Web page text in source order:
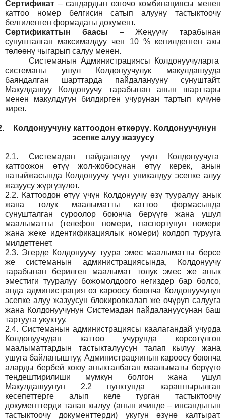
Сертификат – сандардын өзгөчө комбинациясы менен
каттоо номер белгисин сатып алууну тастыктоочу
белгиленген формадагы документ.
Сертификаттын баасы – Жеңүүчү тарабынан
сунушталган максималдуу чен 10 % кепилденген акы
төлөөнү чыгарып салуу менен.
СистеманынАдминистрациясы Колдонуучуларга
системаны ушул Колдонуучулук макулдашууда
баяндалган шарттарда пайдаланууну сунуштайт.
Макулдашуу Колдонуучу тарабынан анын шарттары
менен макулдугун билдирген учурунан тартып күчүнө
кирет.
Колдонуучуну каттоодон өткөрүү. Колдонуучунун
эсепке алуу жазуусу
2.1.
Системадан пайдалануу үчүн Колдонуучуга
каттоожон өтүү жол-жобосунан өтүү керек, анын
натыйжасында Колдонуучу үчүн уникалдуу эсепке алуу
жазуусу жүргүзүлөт.
2.2. Каттоодон өтүү үчүн Колдонуучу өзү тууралуу анык
жана толук маалыматты каттоо формасында
сунушталган суроолор боюнча берүүгө жана ушул
маалыматты (телефон номери, паспортунун номери
жана жеке идентификациялык номери) колдоп турууга
милдеттенет.
2.3. Эгерде Колдонуучу туура эмес маалыматты берсе
же системанын администрациясында, Колдонуучу
тарабынан берилген маалымат толук эмес же анык
эместиги тууралуу божомолдоого негиздер бар болсо,
анда администрация өз кароосу боюнча Колдонуучунун
эсепке алуу жазуусун блокировкалап же өчүрүп салууга
жана Колдонуучунун Системадан пайдалануусунан баш
тартууга укуктуу.
2.4. Системанын администрациясы каалагандай учурда
Колдонуучудан каттоо учурунда көрсөтүлгөн
маалыматтардын тастыкталуусун талап кылуу жана
ушуга байланыштуу, Администрацяинын кароосу боюнча
аларды бербей коюу аныкталбаган маалыматы берүүгө
теңдештирилиши мүмкүн болгон жана ушул
Макулдашуунун 2.2 пунктунда караштырылган
кесепеттерге алып келе турган тастыктоочу
документтерди талап кылуу (анын ичинде – инсандыгын
тастыктоочу документтерди) укугун өзүнө калтырат.